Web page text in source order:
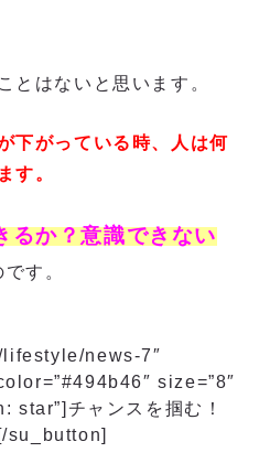
とはないと思います。
下がっている時、人は何
す。
るか？意識できない
です。
news-7″
size=”8″
star”]チャンスを掴む！
su_button]